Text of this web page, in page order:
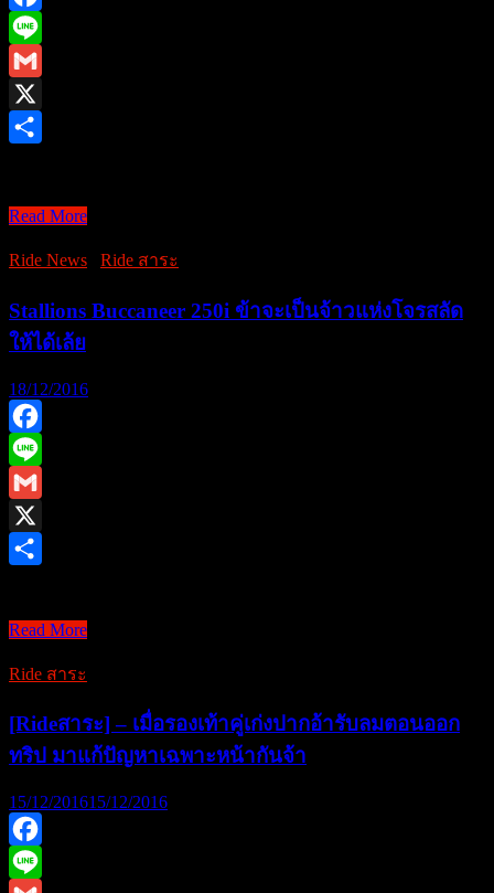
ชื่อ
น้า
หยอย
Facebook
Line
Gmail
X
[RIDEสาระ]
&
:
DRE
Precision
เรียน
ทำไม…
ขี่
เป็น
อยู่
แล้ว
ทำไม
Read More
Ride News Ride สาระ
Stallions Buccaneer 250i ข้าจะเป็นจ้าวแห่งโจรสลัด
ให้ได้เล้ย
18/12/2016
Facebook
Line
Gmail
X
Stallions
250i
จะ
เป็น
แห่ง
โจร
สลัด
ให้
Read More
Ride สาระ
[Rideสาระ] – เมื่อรองเท้าคู่เก่งปากอ้ารับลมตอนออก
ทริป มาแก้ปัญหาเฉพาะหน้ากันจ้า
15/12/201615/12/2016
Facebook